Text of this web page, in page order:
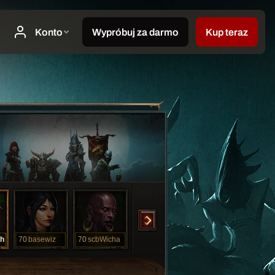
70 basewiz 70scbWicha sbczCrux